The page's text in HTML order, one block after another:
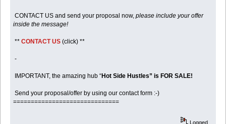
CONTACT US and send your proposal now,please include your offer
inside the message!
**CONTACT US (click) **
-
IMPORTANT, the amazing hub “Hot Side Hustles” is FOR SALE!
Send your proposal/offer by using our contact form :-)
==============================
Logged